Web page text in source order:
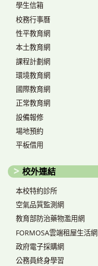
學生信箱
校務行事曆
性平教育網
本土教育網
課程計劃網
環境教育網
國際教育網
正常教育網
設備報修
場地預約
平板借用
校外連結
本校特約診所
空氣品質監測網
教育部防治藥物濫用網
FORMOSA雲端租屋生活網
政府電子採購網
公務員終身學習